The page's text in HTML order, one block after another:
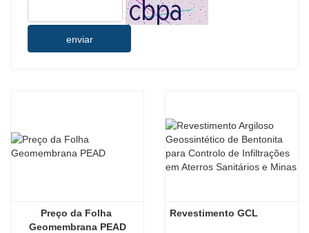
enviar
Preço da Folha
Geomembrana PEAD
Revestimento GCL